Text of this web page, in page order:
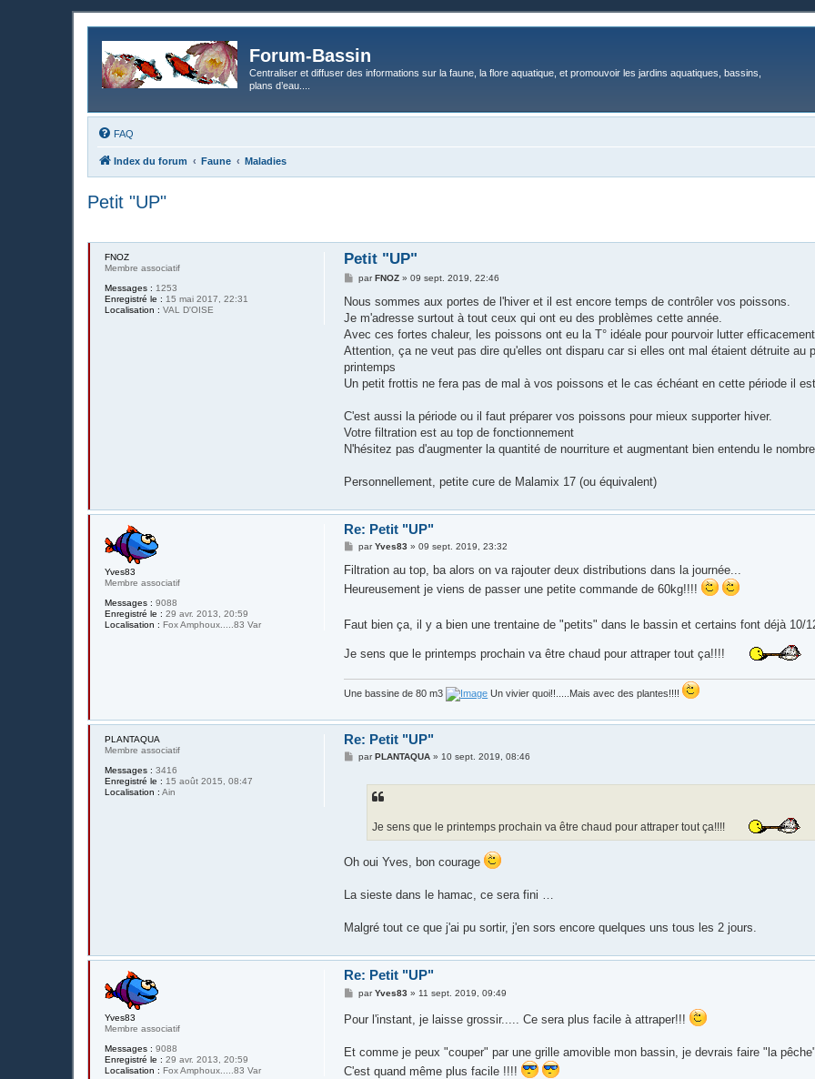
Forum-Bassin
Centraliser et diffuser des informations sur la faune, la flore aquatique, et promouvoir les jardins aquatiques, bassins,
plans d’eau....
FAQ
Index du forum Faune Maladies
Petit "UP"
FNOZ
Membre associatif
Messages : 1253
Enregistré le : 15 mai 2017, 22:31
Localisation : VAL D'OISE
Petit "UP"
M
s
a
g
parFNOZ »09 sept. 2019, 22:46
Nous sommes aux portes de l'hiver et il est encore temps de contrôler vos poissons.
Je m'adresse surtout à tout ceux qui ont eu des problèmes cette année.
Avec ces fortes chaleur, les poissons ont eu la T° idéale pour pourvoir lutter
Attention, ça ne veut pas dire qu'elles ont disparu car si elles ont mal étaient détruite
printemps
Un petit frottis ne fera pas de mal à vos poissons et le cas échéant en cette période il
C'est aussi la période ou il faut préparer vos poissons pour mieux supporter hiver.
Votre filtration est au top de fonctionnement
N'hésitez pas d'augmenter la quantité de nourriture et augmentant bien entendu le
Personnellement, petite cure de Malamix 17 (ou équivalent)
Yves83
Membre associatif
Messages : 9088
Enregistré le : 29 avr. 2013, 20:59
Localisation : Fox Amphoux.....83 Var
Re: Petit "UP"
M
s
a
parYves83 »09 sept. 2019, 23:32
Filtration au top, ba alors on va rajouter deux distributions dans la journée...
Heureusement je viens de passer une petite commande de 60kg!!!!
Faut bien ça, il y a bien une trentaine de "petits" dans le bassin et certains font déjà 10/
Je sens que le printemps prochain va être chaud pour attraper tout ça!!!!
Une bassine de 80 m3 Un vivier quoi!!.....Mais avec des plantes!!!!
PLANTAQUA
Membre associatif
Messages : 3416
Enregistré le : 15 août 2015, 08:47
Localisation : Ain
Re: Petit "UP"
Mpar PLANTAQUA »10 sept. 2019, 08:46
Je sens que le printemps prochain va être chaud pour attraper tout ça!!!!
Oh oui Yves, bon courage
La sieste dans le hamac, ce sera fini …
Malgré tout ce que j'ai pu sortir, j'en sors encore quelques uns tous les 2 jours.
Yves83
Membre associatif
Messages : 9088
Enregistré le : 29 avr. 2013, 20:59
Localisation : Fox Amphoux.....83 Var
Re: Petit "UP"
M
s
e
parYves83 » 11 sept. 2019, 09:49
Pour l'instant, je laisse grossir..... Ce sera plus facile à attraper!!!
Et comme je peux "couper" par une grille amovible mon bassin, je devrais faire "la
C'est quand même plus facile !!!!